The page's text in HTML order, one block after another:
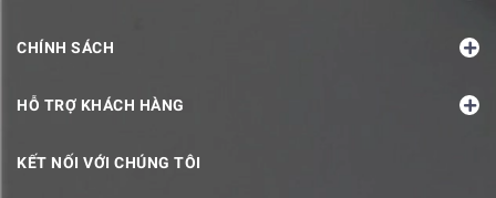
CHÍNH SÁCH
HỖ TRỢ KHÁCH HÀNG
KẾT NỐI VỚI CHÚNG TÔI